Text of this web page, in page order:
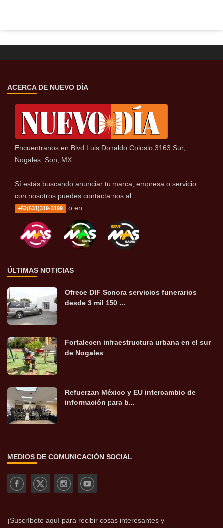
ACERCA DE NUEVO DÍA
Encuentranos en Blvd Luis Donaldo Colosio 3163 Sur,
Nogales, Son, MX.
Sí estás buscando anunciar tu marca, empresa o servicio
con nosotros puedes contactarnos al:
+52(631)319-3199 o en
ÚLTIMAS NOTICIAS
Ofrece DIF Sonora servicios funerarios
desde 3 mil 150 ...
Fortalecen infraestructura urbana en el sur
de Nogales
Refuerzan México y EU intercambio de
información para b...
MEDIOS DE COMUNICACIÓN SOCIAL
¡Suscríbete aquí para recibir cosas interesantes y